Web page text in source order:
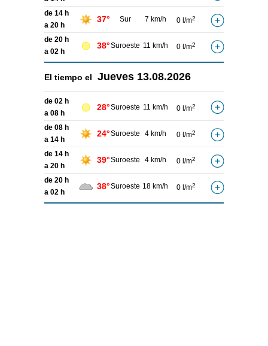
de 14 h
a 20 h
37° Sur 7 km/h 0 l/m2
de 20 h
a 02 h
38°Suroeste 11 km/h 0 l/m2
El tiempo el Jueves 13.08.2026
de 02 h
a 08 h
28°Suroeste 11 km/h 0 l/m2
de 08 h
a 14 h
24°Suroeste 4 km/h 0 l/m2
de 14 h
a 20 h
39°Suroeste 4 km/h 0 l/m2
de 20 h
a 02 h
38°Suroeste 18 km/h 0 l/m2